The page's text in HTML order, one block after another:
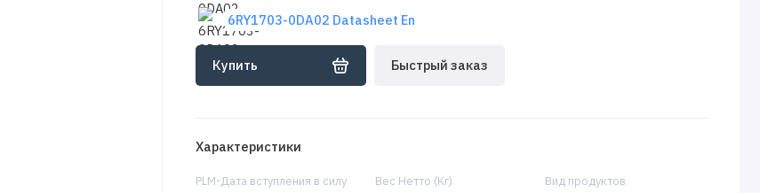
6RY1703-0DA02 Datasheet En
Купить Быстрый заказ
Характеристики
PLM-Дата вступления в силу Вес Нетто (Кг) Вид продуктов